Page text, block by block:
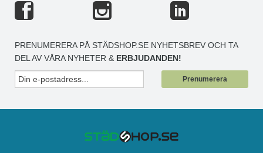
PRENUMERERA PÅ STÄDSHOP.SE NYHETSBREV OCH TA
DEL AV VÅRA NYHETER & ERBJUDANDEN!
Prenumerera